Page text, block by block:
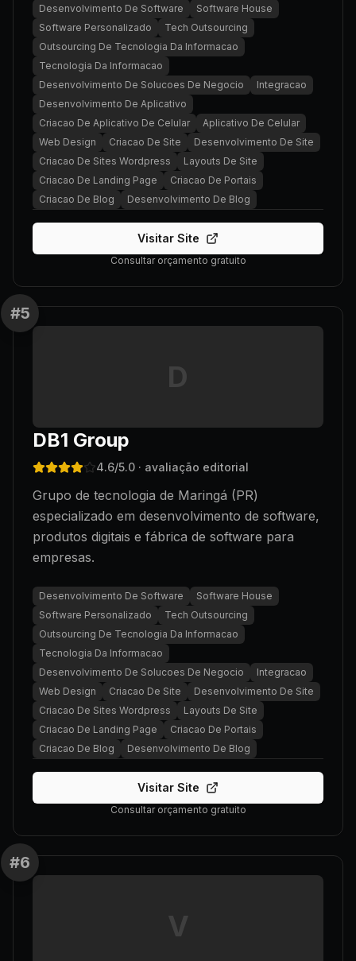
Desenvolvimento De Software
Software House
Software Personalizado
Tech Outsourcing
Outsourcing De Tecnologia Da Informacao
Tecnologia Da Informacao
Desenvolvimento De Solucoes De Negocio
Integracao
Desenvolvimento De Aplicativo
Criacao De Aplicativo De Celular
Aplicativo De Celular
Web Design
Criacao De Site
Desenvolvimento De Site
Criacao De Sites Wordpress
Layouts De Site
Criacao De Landing Page
Criacao De Portais
Criacao De Blog
Desenvolvimento De Blog
Visitar Site
Consultar orçamento gratuito
#5
D
DB1 Group
4.6/5.0 · avaliação editorial
Grupo de tecnologia de Maringá (PR)
especializado em desenvolvimento de software,
produtos digitais e fábrica de software para
empresas.
Desenvolvimento De Software
Software House
Software Personalizado
Tech Outsourcing
Outsourcing De Tecnologia Da Informacao
Tecnologia Da Informacao
Desenvolvimento De Solucoes De Negocio
Integracao
Web Design
Criacao De Site
Desenvolvimento De Site
Criacao De Sites Wordpress
Layouts De Site
Criacao De Landing Page
Criacao De Portais
Criacao De Blog
Desenvolvimento De Blog
Visitar Site
Consultar orçamento gratuito
#6
V